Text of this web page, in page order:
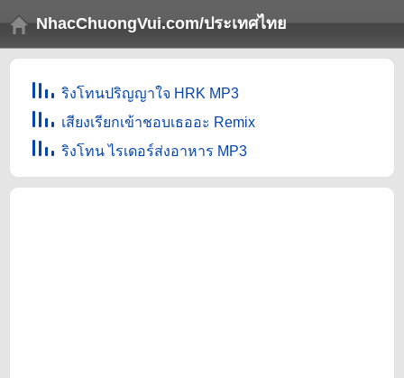
NhacChuongVui.com/ประเทศไทย
ริงโทนปริญญาใจ HRK MP3
เสียงเรียกเข้าชอบเธออะ Remix
ริงโทน ไรเดอร์ส่งอาหาร MP3